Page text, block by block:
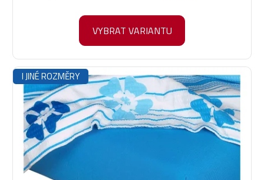
VYBRAT VARIANTU
I JINÉ ROZMĚRY